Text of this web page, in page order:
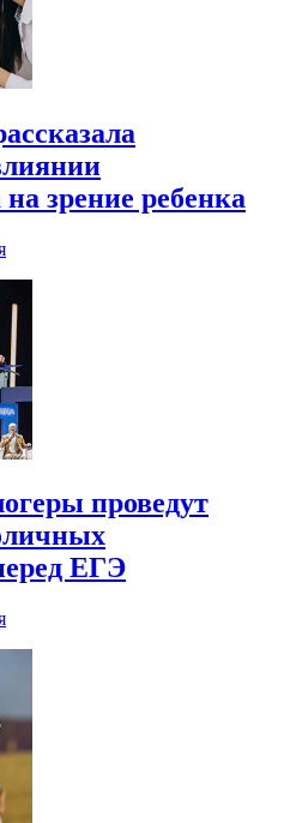
зрение ребенка
проведут
ЕГЭ